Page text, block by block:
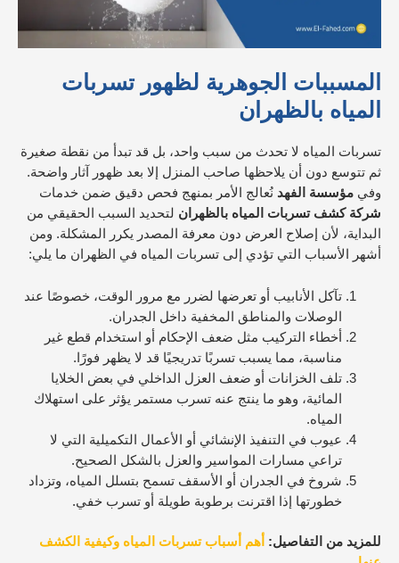
المسببات الجوهرية لظهور تسربات
المياه بالظهران
تسربات المياه لا تحدث من سبب واحد، بل قد تبدأ من نقطة صغيرة
ثم تتوسع دون أن يلاحظها صاحب المنزل إلا بعد ظهور آثار واضحة.
وفي مؤسسة الفهد نُعالج الأمر بمنهج فحص دقيق ضمن خدمات
شركة كشف تسربات المياه بالظهران لتحديد السبب الحقيقي من
البداية، لأن إصلاح العرض دون معرفة المصدر يكرر المشكلة. ومن
أشهر الأسباب التي تؤدي إلى تسربات المياه في الظهران ما يلي:
تآكل الأنابيب أو تعرضها لضرر مع مرور الوقت، خصوصًا عند
الوصلات والمناطق المخفية داخل الجدران.
أخطاء التركيب مثل ضعف الإحكام أو استخدام قطع غير
مناسبة، مما يسبب تسربًا تدريجيًا قد لا يظهر فورًا.
تلف الخزانات أو ضعف العزل الداخلي في بعض الخلايا
المائية، وهو ما ينتج عنه تسرب مستمر يؤثر على استهلاك
المياه.
عيوب في التنفيذ الإنشائي أو الأعمال التكميلية التي لا
تراعي مسارات المواسير والعزل بالشكل الصحيح.
شروخ في الجدران أو الأسقف تسمح بتسلل المياه، وتزداد
خطورتها إذا اقترنت برطوبة طويلة أو تسرب خفي.
للمزيد من التفاصيل: أهم أسباب تسربات المياه وكيفية الكشف